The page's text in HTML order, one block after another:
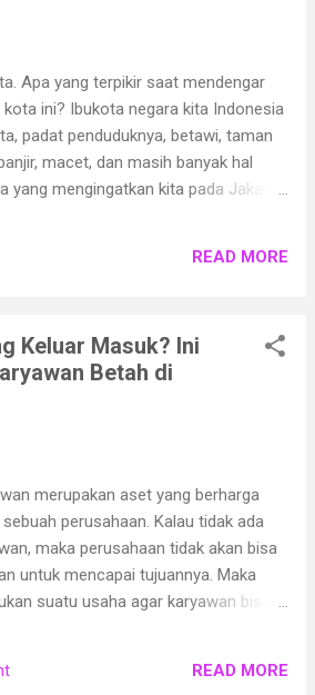
Apa yang terpikir saat mendengar
kota ini? Ibukota negara kita Indonesia
padat penduduknya, betawi, taman
macet, dan masih banyak hal
yang mengingatkan kita pada Jakarta.
bagi sebagian orang. Jakarta
wisata yang menarik juga tersedia
di Jakarta.
READ MORE
Keluar Masuk? Ini
Betah di
merupakan aset yang berharga
perusahaan. Kalau tidak ada
maka perusahaan tidak akan bisa
untuk mencapai tujuannya. Maka
suatu usaha agar karyawan bisa
READ MORE